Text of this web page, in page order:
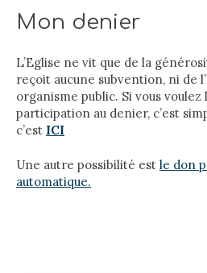
Mon denier
L’Eglise ne vit que de la
reçoit aucune subvention, ni de
organisme public. Si vous
participation au denier, c’est
c’est ICI
Une autre possibilité est le don
automatique.